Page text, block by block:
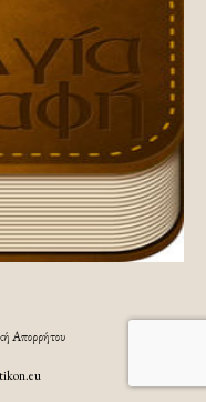
Απορρήτου